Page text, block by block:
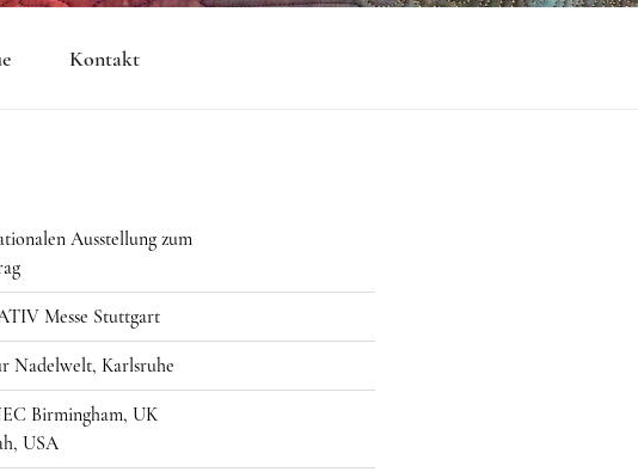
Kontakt
Ausstellung zum
Messe Stuttgart
Nadelwelt, Karlsruhe
Birmingham, UK
USA